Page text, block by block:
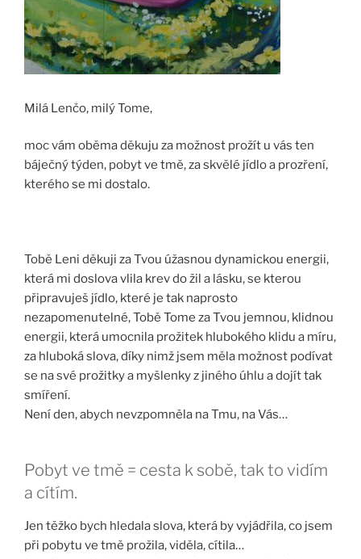
Milá Lenčo, milý Tome,
moc vám oběma děkuju za možnost prožít u vás ten
báječný týden, pobyt ve tmě, za skvělé jídlo a prozření,
kterého se mi dostalo.
Tobě Leni děkuji za Tvou úžasnou dynamickou energii,
která mi doslova vlila krev do žil a lásku, se kterou
připravuješ jídlo, které je tak naprosto
nezapomenutelné, Tobě Tome za Tvou jemnou, klidnou
energii, která umocnila prožitek hlubokého klidu a míru,
za hluboká slova, díky nimž jsem měla možnost podívat
se na své prožitky a myšlenky z jiného úhlu a dojít tak
smíření.
Není den, abych nevzpomněla na Tmu, na Vás…
Pobyt ve tmě = cesta k sobě, tak to vidím
a cítím.
Jen těžko bych hledala slova, která by vyjádřila, co jsem
při pobytu ve tmě prožila, viděla, cítila…